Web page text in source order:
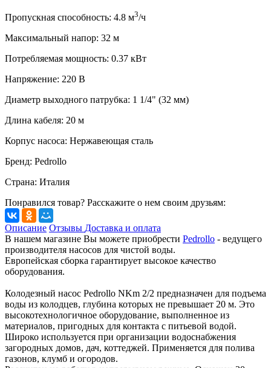
Пропускная способность: 4.8 м3/ч
Максимальный напор: 32 м
Потребляемая мощность: 0.37 кВт
Напряжение: 220 В
Диаметр выходного патрубка: 1 1/4" (32 мм)
Длина кабеля: 20 м
Корпус насоса: Нержавеющая сталь
Бренд: Pedrollo
Страна: Италия
Понравился товар? Расскажите о нем своим друзьям:
Описание Отзывы Доставка и оплата
В нашем магазине Вы можете приобрести Pedrollo - ведущего
производителя насосов для чистой воды.
Европейская сборка гарантирует высокое качество
оборудования.
Колодезный насос Pedrollo NKm 2/2 предназначен для подъема
воды из колодцев, глубина которых не превышает 20 м. Это
высокотехнологичное оборудование, выполненное из
материалов, пригодных для контакта с питьевой водой.
Широко используется при организации водоснабжения
загородных домов, дач, коттеджей. Применяется для полива
газонов, клумб и огородов.